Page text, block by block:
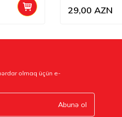
29,00 AZN
olmaq üçün e-
Abunə ol